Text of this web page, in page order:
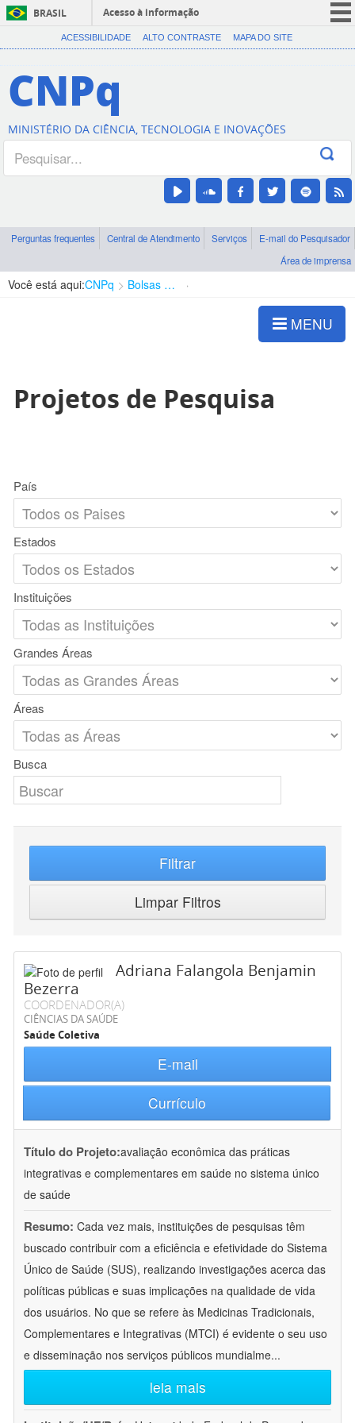
BRASIL
Acesso à informação
CORONAVÍRUS (COVID-19)
Canais
ACESSIBILIDADE ALTO CONTRASTE MAPA DO SITE
CNPq
MINISTÉRIO DA CIÊNCIA, TECNOLOGIA E INOVAÇÕES
Perguntas frequentes Central de Atendimento Serviços
E-mail do Pesquisador
Área de imprensa
Você está aqui:CNPq Bolsas e Auxílios Vigentes
MENU
Projetos de Pesquisa
País
Estados
Instituições
Grandes Áreas
Áreas
Busca
Filtrar
Limpar Filtros
Adriana Falangola Benjamin
Bezerra
COORDENADOR(A)
CIÊNCIAS DA SAÚDE
Saúde Coletiva
E-mail
Currículo
Título do Projeto:avaliação econômica das práticas
integrativas e complementares em saúde no sistema único
de saúde
Resumo: Cada vez mais, instituições de pesquisas têm
buscado contribuir com a eficiência e efetividade do Sistema
Único de Saúde (SUS), realizando investigações acerca das
políticas públicas e suas implicações na qualidade de vida
dos usuários. No que se refere às Medicinas Tradicionais,
Complementares e Integrativas (MTCI) é evidente o seu uso
e disseminação nos serviços públicos mundialme...
leia mais